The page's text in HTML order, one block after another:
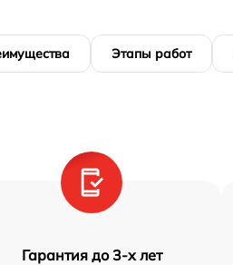
Этапы работ
Гарантия до 3-х лет